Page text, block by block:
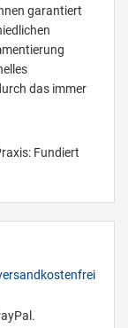
garantiert
das immer
Fundiert